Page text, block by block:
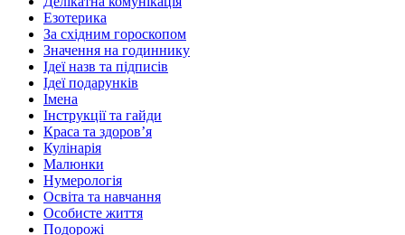
Езотерика
За східним гороскопом
Значення на годиннику
Ідеї назв та підписів
Ідеї подарунків
Імена
Інструкції та гайди
Краса та здоровʼя
Кулінарія
Малюнки
Нумерологія
Освіта та навчання
Особисте життя
Подорожі